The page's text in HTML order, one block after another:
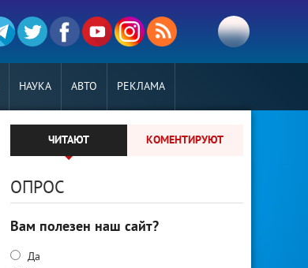
НАУКА АВТО РЕКЛАМА
ЧИТАЮТ КОМЕНТИРУЮТ
ОПРОС
Вам полезен наш сайт?
Да